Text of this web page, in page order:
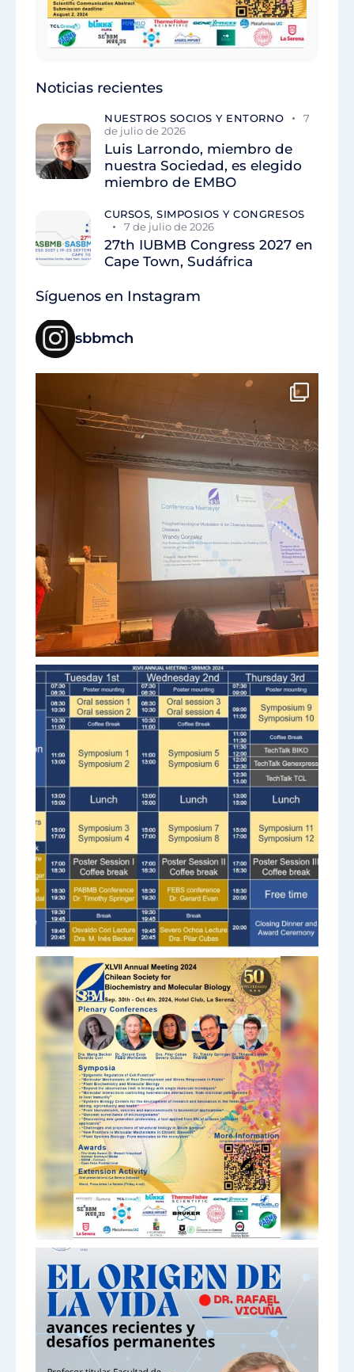
Noticias recientes
NUESTROS SOCIOS Y ENTORNO
7
de julio de 2026
Luis Larrondo, miembro de
nuestra Sociedad, es elegido
miembro de EMBO
CURSOS, SIMPOSIOS Y CONGRESOS
7 de julio de 2026
27th IUBMB Congress 2027 en
Cape Town, Sudáfrica
Síguenos en Instagram
sbbmch